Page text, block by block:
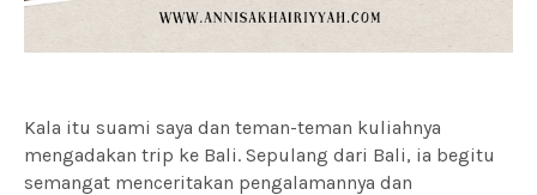
Kala itu suami saya dan teman-teman kuliahnya
mengadakan trip ke Bali. Sepulang dari Bali, ia begitu
semangat menceritakan pengalamannya dan